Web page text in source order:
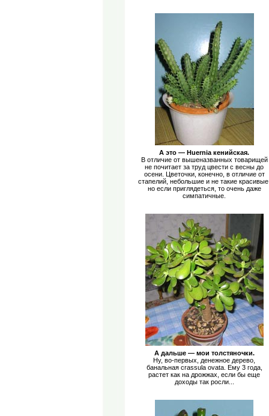
А это — Huernia кенийская.
В отличие от вышеназванных товарищей
не почитает за труд цвести с весны до
осени. Цветочки, конечно, в отличие от
стапелий, небольшие и не такие
но если приглядеться, то очень даже
симпатичные.
А дальше — мои толстяночки.
Ну, во-первых, денежное дерево,
банальная crassula ovata. Ему 3 года,
растет как на дрожжах, если бы еще
доходы так росли...